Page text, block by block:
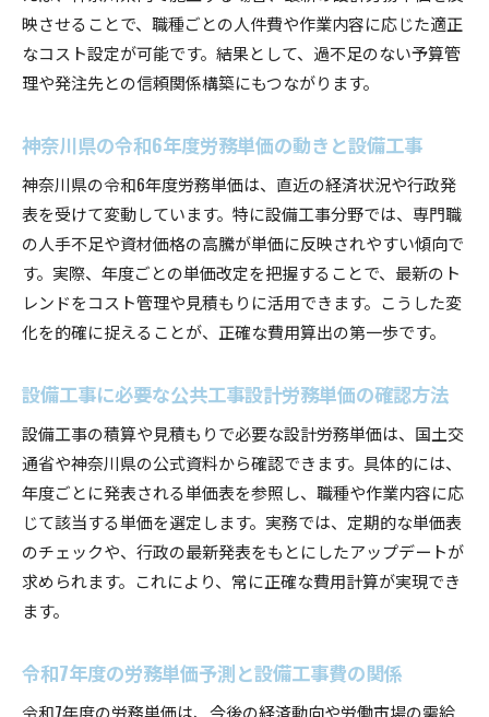
映させることで、職種ごとの人件費や作業内容に応じた適正
なコスト設定が可能です。結果として、過不足のない予算管
理や発注先との信頼関係構築にもつながります。
神奈川県の令和6年度労務単価の動きと設備工事
神奈川県の令和6年度労務単価は、直近の経済状況や行政発
表を受けて変動しています。特に設備工事分野では、専門職
の人手不足や資材価格の高騰が単価に反映されやすい傾向で
す。実際、年度ごとの単価改定を把握することで、最新のト
レンドをコスト管理や見積もりに活用できます。こうした変
化を的確に捉えることが、正確な費用算出の第一歩です。
設備工事に必要な公共工事設計労務単価の確認方法
設備工事の積算や見積もりで必要な設計労務単価は、国土交
通省や神奈川県の公式資料から確認できます。具体的には、
年度ごとに発表される単価表を参照し、職種や作業内容に応
じて該当する単価を選定します。実務では、定期的な単価表
のチェックや、行政の最新発表をもとにしたアップデートが
求められます。これにより、常に正確な費用計算が実現でき
ます。
令和7年度の労務単価予測と設備工事費の関係
令和7年度の労務単価は、今後の経済動向や労働市場の需給